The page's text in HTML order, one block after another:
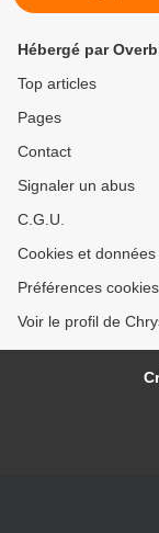
Hébergé par
Top articles
Pages
Contact
Signaler un abus
C.G.U.
Cookies et
Préférences cookies
Voir le profil de